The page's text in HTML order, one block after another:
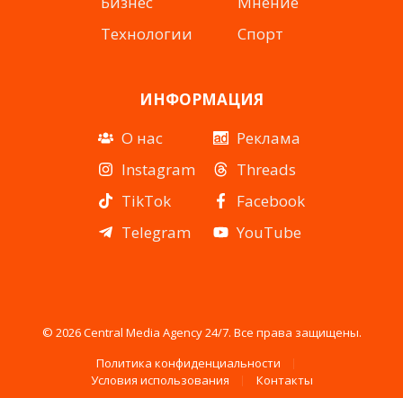
Технологии
Спорт
ИНФОРМАЦИЯ
О нас
Instagram
TikTok
Telegram
Реклама
Threads
Facebook
YouTube
© 2026 Central Media Agency 24/7. Все права защищены.
Политика конфиденциальности
Условия использования
Контакты